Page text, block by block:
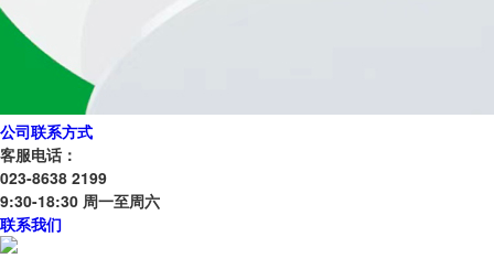
公司联系方式
客服电话：
023-8638 2199
9:30-18:30 周一至周六
联系我们